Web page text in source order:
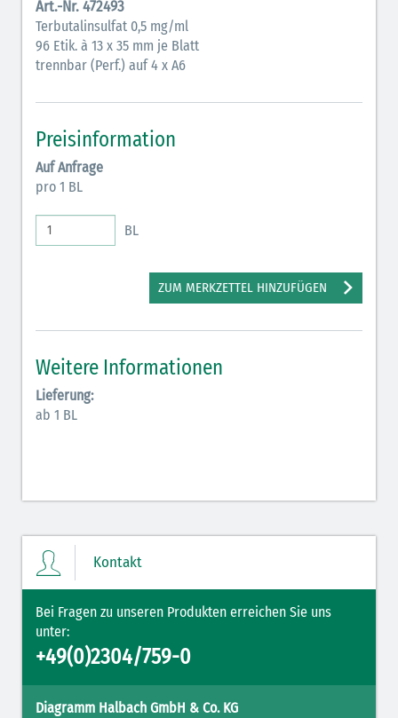
Anticholinergika (hellgrün)
Cholinergika (hellgrün schraffiert)
Rahmen)
Bronchodilatatoren (blau-braun)
Antikonvulsiva (grau-lila)
Inodilatatoren (rot-grün)
Elektrolyte (grün-pink)
Elektrolyte Kalium (grün-blau)
Elektrolyte NaCl (grün)
Art.-Nr. 472493
Terbutalinsulfat 0,5 mg/ml
96 Etik. à 13 x 35 mm je Blatt
trennbar (Perf.) auf 4 x A6
Preisinformation
Auf Anfrage
pro 1 BL
BL
ZUM MERKZETTEL HINZUFÜGEN
Weitere Informationen
Lieferung:
ab 1 BL
Kontakt
Bei Fragen zu unseren Produkten erreichen Sie uns
unter:
+49(0)2304/759-0
Diagramm Halbach GmbH & Co. KG